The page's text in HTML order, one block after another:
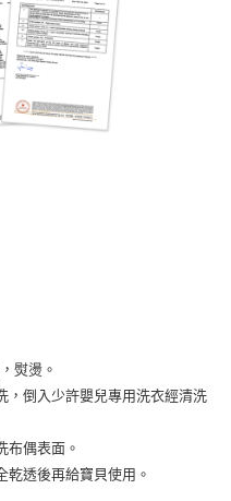
熨燙。
，倒入少許嬰兒專用洗衣經清洗
布偶表面。
乾透後再給寶貝使用。